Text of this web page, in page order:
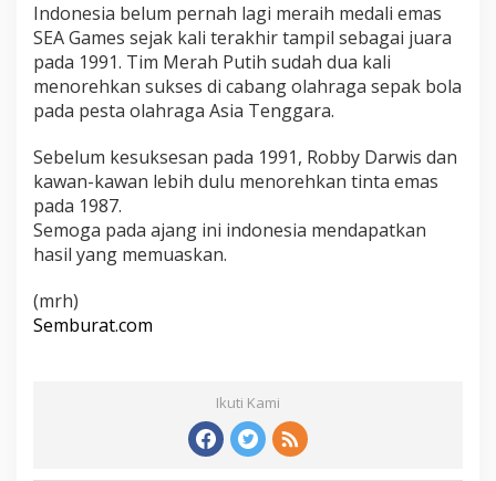
Indonesia belum pernah lagi meraih medali emas
SEA Games sejak kali terakhir tampil sebagai juara
pada 1991. Tim Merah Putih sudah dua kali
menorehkan sukses di cabang olahraga sepak bola
pada pesta olahraga Asia Tenggara.
Sebelum kesuksesan pada 1991, Robby Darwis dan
kawan-kawan lebih dulu menorehkan tinta emas
pada 1987.
Semoga pada ajang ini indonesia mendapatkan
hasil yang memuaskan.
(mrh)
Semburat.com
Ikuti Kami